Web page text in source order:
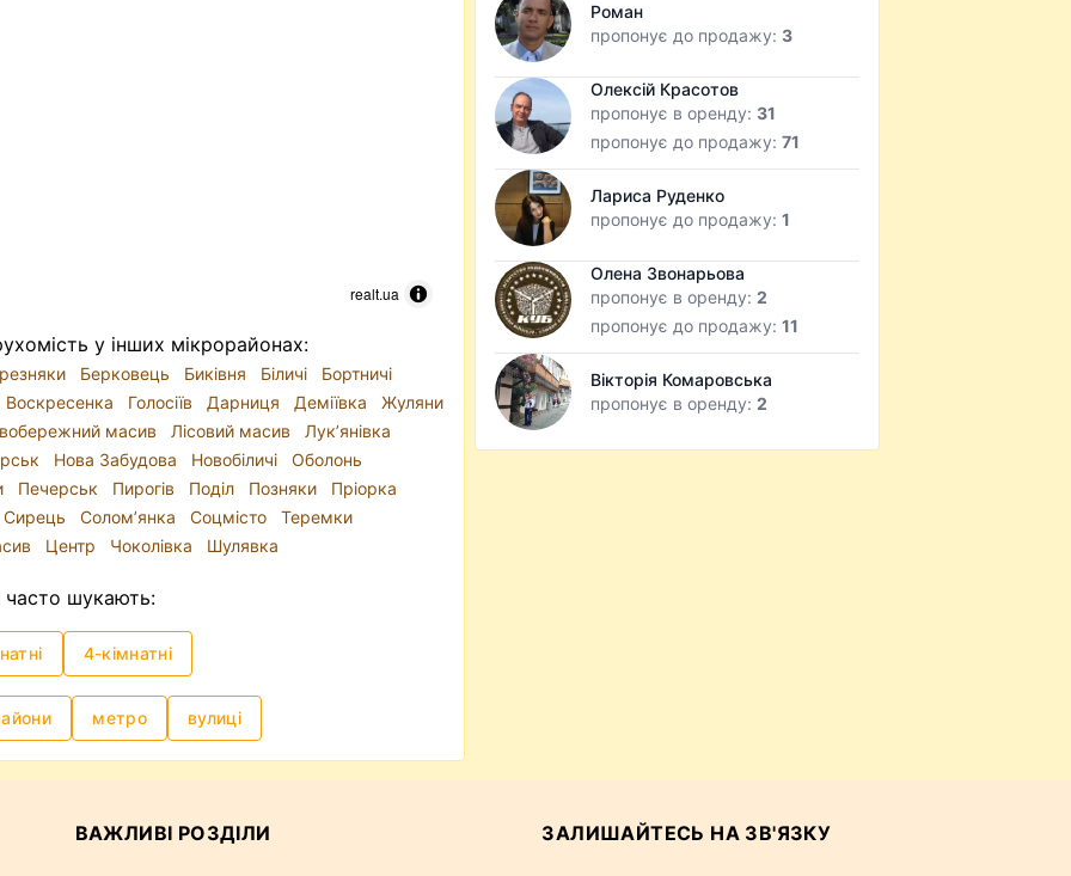
realt.ua
у інших мікрорайонах:
Берковець Биківня Біличі
Бортничі
Воскресенка Голосіїв Дарниця Деміївка
Жуляни
масив Лісовий масив
Лук’янівка
Нова Забудова Новобіличі
Оболонь
Печерськ Пирогів Поділ Позняки
Пріорка
Сирець Солом’янка Соцмісто
Теремки
Центр Чоколівка Шулявка
часто шукають:
4-кімнатні
метро вулиці
Роман
пропонує до продажу: 3
Олексій Красотов
пропонує в оренду: 31
пропонує до продажу:71
Лариса Руденко
пропонує до продажу:1
Олена Звонарьова
пропонує в оренду:2
пропонує до продажу:11
Вікторія Комаровська
пропонує в оренду:2
ВАЖЛИВІ РОЗДІЛИ ЗАЛИШАЙТЕСЬ НА ЗВ'ЯЗКУ